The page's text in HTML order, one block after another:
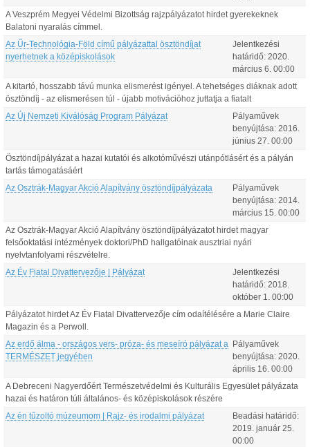
A Veszprém Megyei Védelmi Bizottság rajzpályázatot hirdet gyerekeknek
Balatoni nyaralás címmel.
Az Űr-Technológia-Föld című pályázattal ösztöndíjat
nyerhetnek a középiskolások
Jelentkezési
határidő: 2020.
március 6 00:00
A kitartó, hosszabb távú munka elismerést igényel. A tehetséges diáknak adott
ösztöndíj - az elismerésen túl - újabb motivációhoz juttatja a fiatalt
Az Új Nemzeti Kiválóság Program Pályázat
Pályaművek
benyújtása: 2016.
június 27 00:00
Ösztöndíjpályázat a hazai kutatói és alkotóművészi utánpótlásért és a pályán
tartás támogatásáért
Az Osztrák-Magyar Akció Alapítvány ösztöndíjpályázata
Pályaművek
benyújtása: 2014.
március 15 00:00
Az Osztrák-Magyar Akció Alapítvány ösztöndíjpályázatot hirdet magyar
felsőoktatási intézmények doktori/PhD hallgatóinak ausztriai nyári
nyelvtanfolyami részvételre.
Az Év Fiatal Divattervezője | Pályázat
Jelentkezési
határidő: 2018.
október 1 00:00
Pályázatot hirdet Az Év Fiatal Divattervezője cím odaítélésére a Marie Claire
Magazin és a Perwoll.
Az erdő álma - országos vers- próza- és meseíró pályázat a
TERMÉSZET jegyében
Pályaművek
benyújtása: 2020.
április 16 00:00
A Debreceni Nagyerdőért Természetvédelmi és Kulturális Egyesület pályázata
hazai és határon túli általános- és középiskolások részére
Az én tűzoltó múzeumom | Rajz- és irodalmi pályázat
Beadási határidő:
2019. január 25
00:00